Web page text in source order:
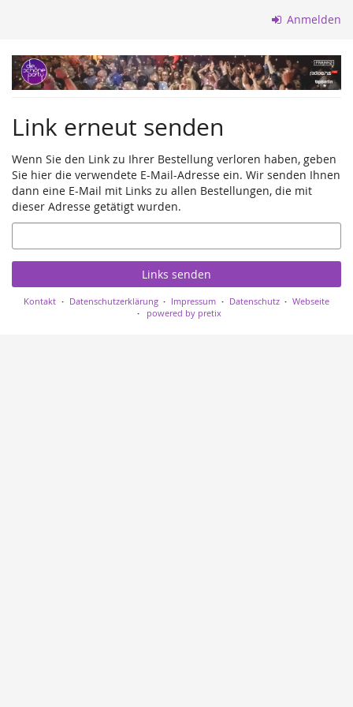
springen
Anmelden
Link erneut senden
Wenn Sie den Link zu Ihrer Bestellung verloren haben, geben
Sie hier die verwendete E-Mail-Adresse ein. Wir senden Ihnen
dann eine E-Mail mit Links zu allen Bestellungen, die mit
dieser Adresse getätigt wurden.
E-
Mail
Links senden
Kontakt Datenschutzerklärung Impressum Datenschutz
Webseite
powered by pretix